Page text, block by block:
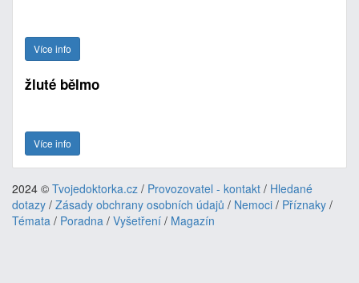
Více info
žluté bělmo
Více info
2024 © Tvojedoktorka.cz / Provozovatel - kontakt / Hledané
dotazy / Zásady obchrany osobních údajů / Nemoci / Příznaky /
Témata / Poradna / Vyšetření / Magazín